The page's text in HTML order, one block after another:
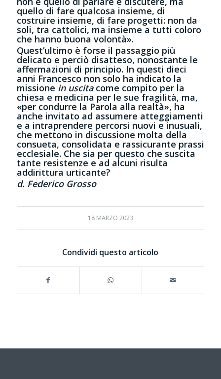
quello di fare qualcosa insieme, di
costruire insieme, di fare progetti: non da
soli, tra cattolici, ma insieme a tutti coloro
che hanno buona volontà».
Quest’ultimo è forse il passaggio più
delicato e perciò disatteso, nonostante le
affermazioni di principio. In questi dieci
anni Francesco non solo ha indicato la
missione in uscitacome compito per la
chiesa e medicina per le sue fragilità, ma,
«per condurre la Parola alla realtà», ha
anche invitato ad assumere atteggiamenti
e a intraprendere percorsi nuovi e inusuali,
che mettono in discussione molta della
consueta, consolidata e rassicurante prassi
ecclesiale. Che sia per questo che suscita
tante resistenze e ad alcuni risulta
addirittura urticante?
d. Federico Grosso
18 MARZO 2023
Condividi questo articolo